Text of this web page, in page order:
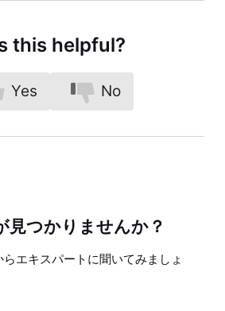
this helpful?
Yes No
見つかりませんか？
らエキスパートに聞いてみましょ